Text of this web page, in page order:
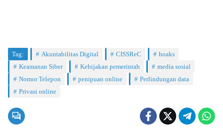
Tag: Akuntabilitas Digital CISSReC
hoaks
Keamanan Siber
Kebijakan pemerintah
media sosial
Nomor Telepon
penipuan online
Perlindungan data
Privasi online